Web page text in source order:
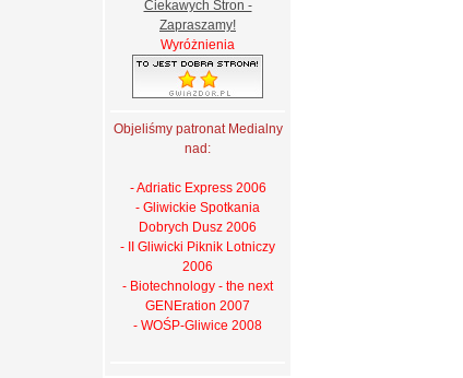
Wyróżnienia
Objeliśmy patronat Medialny
nad:
- Adriatic Express 2006
- Gliwickie Spotkania
Dobrych Dusz 2006
- II Gliwicki Piknik Lotniczy
2006
- Biotechnology - the next
GENEration 2007
- WOŚP-Gliwice 2008